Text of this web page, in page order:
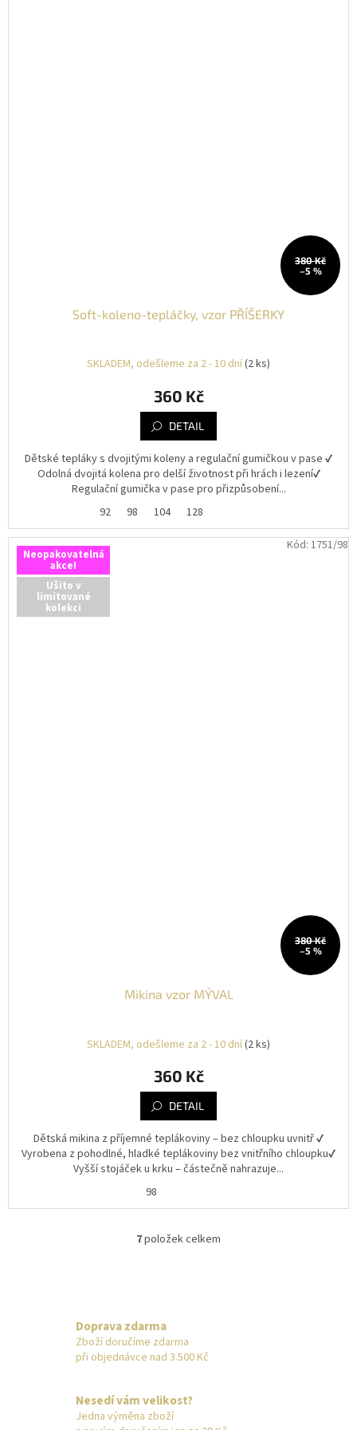
380 Kč
–5 %
Soft-koleno-tepláčky, vzor PŘÍŠERKY
SKLADEM, odešleme za 2 - 10 dní(2 ks)
360 Kč
DETAIL
Dětské tepláky s dvojitými koleny a regulační gumičkou v pase ✔️
Odolná dvojitá kolena pro delší životnost při hrách i lezení✔️
Regulační gumička v pase pro přizpůsobení...
92
98 104 128
Neopakovatelná
akce!
Ušito v
limitované
kolekci
380 Kč
–5 %
Mikina vzor MÝVAL
SKLADEM, odešleme za 2 - 10 dní(2 ks)
360 Kč
DETAIL
Dětská mikina z příjemné teplákoviny – bez chloupku uvnitř ✔️
Vyrobena z pohodlné, hladké teplákoviny bez vnitřního chloupku✔️
Vyšší stojáček u krku – částečně nahrazuje...
98
Kód: 1751/98
O
c
í
v
7položek celkem
Doprava zdarma
Zboží doručíme zdarma
při objednávce nad 3.500 Kč
Nesedí vám velikost?
Jedna výměna zboží